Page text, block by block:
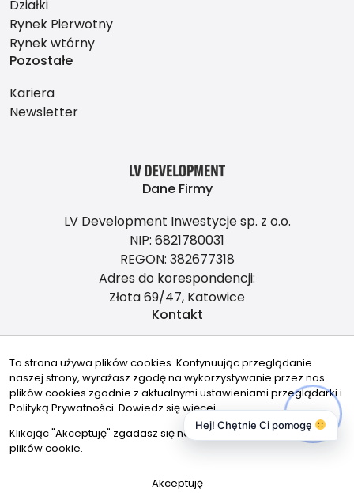
Działki
Rynek Pierwotny
Rynek wtórny
Pozostałe
Kariera
Newsletter
Dane Firmy
LV Development Inwestycje sp. z o.o.
NIP: 6821780031
REGON: 382677318
Adres do korespondencji:
Złota 69/47, Katowice
Kontakt
728587126
Znajdziesz nas tu
© 2026 Wszystkie prawa zastrzeżone | Program dla biur
Ta strona używa plików cookies. Kontynuując przeglądanie
naszej strony, wyrażasz zgodę na wykorzystywanie przez nas
plików cookies zgodnie z aktualnymi ustawieniami przeglądarki i
Polityką Prywatności. Dowiedz się więcej
Klikając "Akceptuję" zgadasz się na wykorzystywanie przez nas
plików cookie.
Akceptuję
Hej! Chętnie Ci pomogę